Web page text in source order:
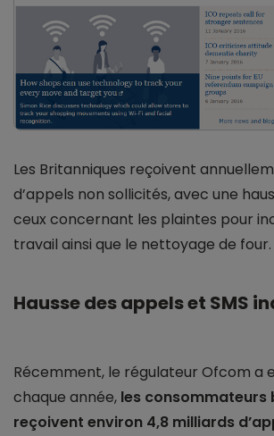
Les Britanniques reçoivent
d’appels non sollicités, avec une
ceux concernant les plaintes pour
travail ainsi que le nettoyage de four.
Hausse des appels et SMS
Récemment, le régulateur Ofcom a
chaque année, les consommateurs
reçoivent environ 4,8 milliards